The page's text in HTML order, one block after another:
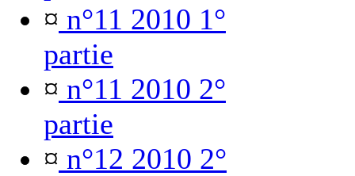
¤ n°11 2010 1°
partie
¤ n°11 2010 2°
partie
¤ n°12 2010 2°